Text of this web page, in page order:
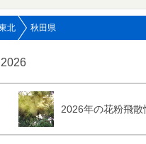
北 秋田県
2026年の花粉飛散